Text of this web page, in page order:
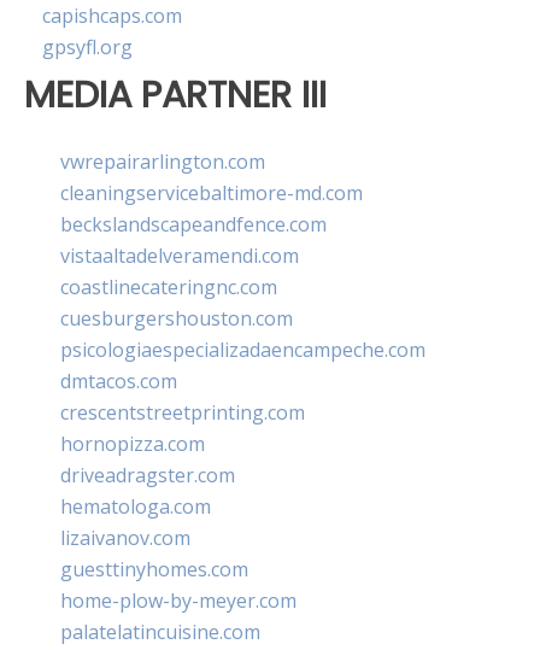
capishcaps.com
gpsyfl.org
MEDIA PARTNER III
vwrepairarlington.com
cleaningservicebaltimore-md.com
beckslandscapeandfence.com
vistaaltadelveramendi.com
coastlinecateringnc.com
cuesburgershouston.com
psicologiaespecializadaencampeche.com
dmtacos.com
crescentstreetprinting.com
hornopizza.com
driveadragster.com
hematologa.com
lizaivanov.com
guesttinyhomes.com
home-plow-by-meyer.com
palatelatincuisine.com